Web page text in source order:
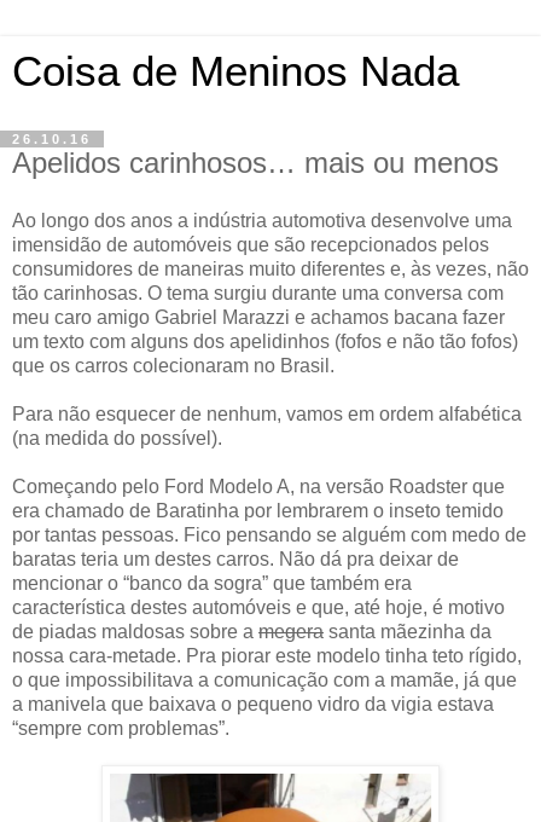
Coisa de Meninos Nada
26.10.16
Apelidos carinhosos… mais ou menos
Ao longo dos anos a indústria automotiva desenvolve uma
imensidão de automóveis que são recepcionados pelos
consumidores de maneiras muito diferentes e, às vezes, não
tão carinhosas. O tema surgiu durante uma conversa com
meu caro amigo Gabriel Marazzi e achamos bacana fazer
um texto com alguns dos apelidinhos (fofos e não tão fofos)
que os carros colecionaram no Brasil.
Para não esquecer de nenhum, vamos em ordem alfabética
(na medida do possível).
Começando pelo Ford Modelo A, na versão Roadster que
era chamado de Baratinha por lembrarem o inseto temido
por tantas pessoas. Fico pensando se alguém com medo de
baratas teria um destes carros. Não dá pra deixar de
mencionar o “banco da sogra” que também era
característica destes automóveis e que, até hoje, é motivo
de piadas maldosas sobre a megera santa mãezinha da
nossa cara-metade. Pra piorar este modelo tinha teto rígido,
o que impossibilitava a comunicação com a mamãe, já que
a manivela que baixava o pequeno vidro da vigia estava
“sempre com problemas”.